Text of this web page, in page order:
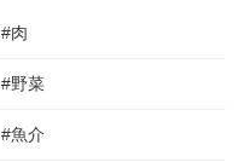
#肉
#野菜
#魚介